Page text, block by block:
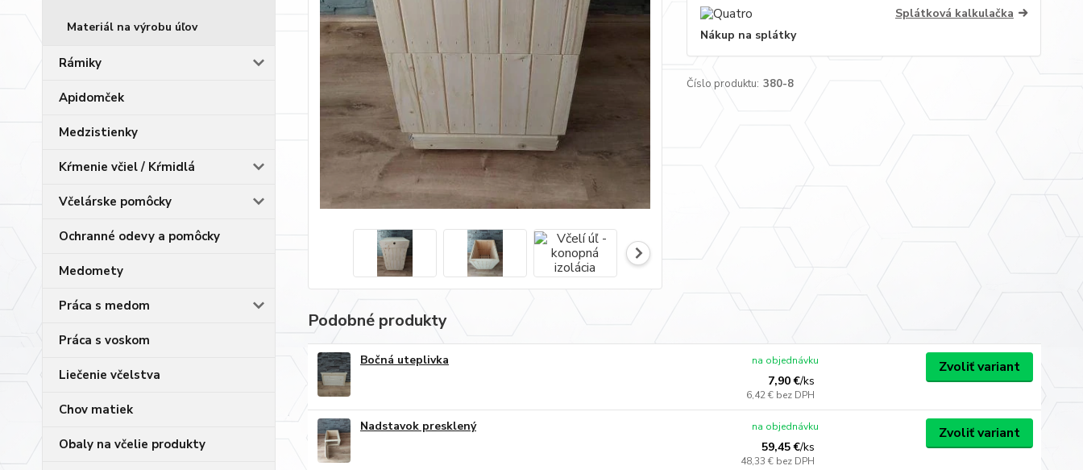
Materiál na výrobu úľov
Rámiky
Apidomček
Medzistienky
Kŕmenie včiel / Kŕmidlá
Včelárske pomôcky
Ochranné odevy a pomôcky
Medomety
Práca s medom
Práca s voskom
Liečenie včelstva
Chov matiek
Obaly na včelie produkty
Splátková kalkulačka
Nákup na splátky
Číslo produktu: 380-8
Podobné produkty
Bočná uteplivka
7,90 €/ks
6,42 € bez DPH
na objednávku Zvoliť variant
Nadstavok presklený
59,45 €/ks
48,33 € bez DPH
na objednávku Zvoliť variant